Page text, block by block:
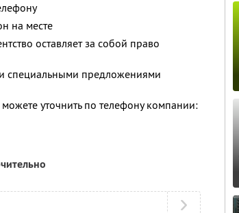
на месте
оставляет за собой право
специальными предложениями
уточнить по телефону компании: